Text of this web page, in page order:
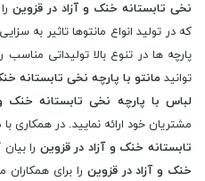
نخی تابستانه خنک و آزاد در قزوین
که در تولید انواع مانتوها تاثیر به
پارچه ها در تنوع بالا تولیداتی مناسب
توانید مانتو با پارچه نخی تابستانه
لباس با پارچه نخی تابستانه خنک
مشتریان خود ارائه نمایید. در همکاری
تابستانه خنک و آزاد در قزوین را
خنک و آزاد در قزوین را برای